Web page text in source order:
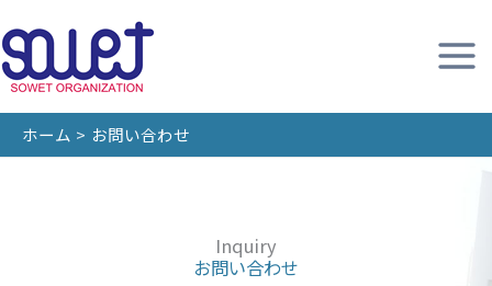
容
を
ス
ホーム お問い合わせ
Inquiry
お問い合わせ